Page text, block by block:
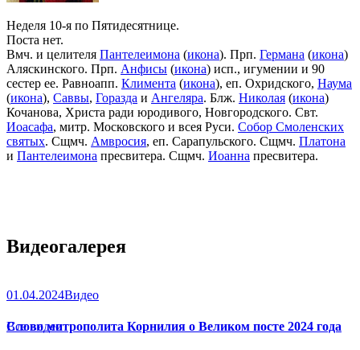
Неделя 10-я по Пятидесятнице.
Поста нет.
Вмч. и целителя Пантелеимона (икона). Прп. Германа (икона)
Аляскинского. Прп. Анфисы (икона) исп., игумении и 90
сестер ее. Равноапп. Климента (икона), еп. Охридского, Наума
(икона), Саввы, Горазда и Ангеляра. Блж. Николая (икона)
Кочанова, Христа ради юродивого, Новгородского. Свт.
Иоасафа, митр. Московского и всея Руси. Собор Смоленских
святых. Сщмч. Амвросия, еп. Сарапульского. Сщмч. Платона
и Пантелеимона пресвитера. Сщмч. Иоанна пресвитера.
Видеогалерея
01.04.2024Видео
Слово митрополита Корнилия о Великом посте 2024 года
Все видео